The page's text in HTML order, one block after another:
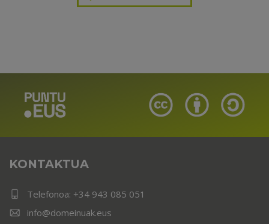
KONTAKTUA
Telefonoa: +34 943 085 051
info@domeinuak.eus